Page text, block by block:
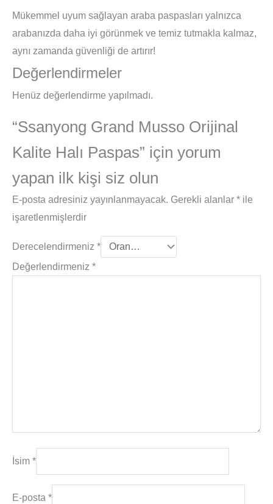
Mükemmel uyum sağlayan araba paspasları yalnızca
arabanızda daha iyi görünmek ve temiz tutmakla kalmaz,
aynı zamanda güvenliği de artırır!
Değerlendirmeler
Henüz değerlendirme yapılmadı.
“Ssanyong Grand Musso Orijinal
Kalite Halı Paspas” için yorum
yapan ilk kişi siz olun
E-posta adresiniz yayınlanmayacak. Gerekli alanlar * ile
işaretlenmişlerdir
Derecelendirmeniz *
Değerlendirmeniz *
İsim *
E-posta *